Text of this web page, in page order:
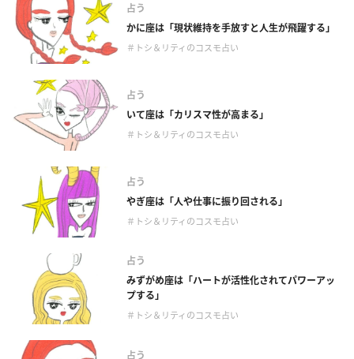
占う
かに座は「現状維持を手放すと人生が飛躍する」
＃トシ＆リティのコスモ占い
占う
いて座は「カリスマ性が高まる」
＃トシ＆リティのコスモ占い
占う
やぎ座は「人や仕事に振り回される」
＃トシ＆リティのコスモ占い
占う
みずがめ座は「ハートが活性化されてパワーアッ
プする」
＃トシ＆リティのコスモ占い
占う